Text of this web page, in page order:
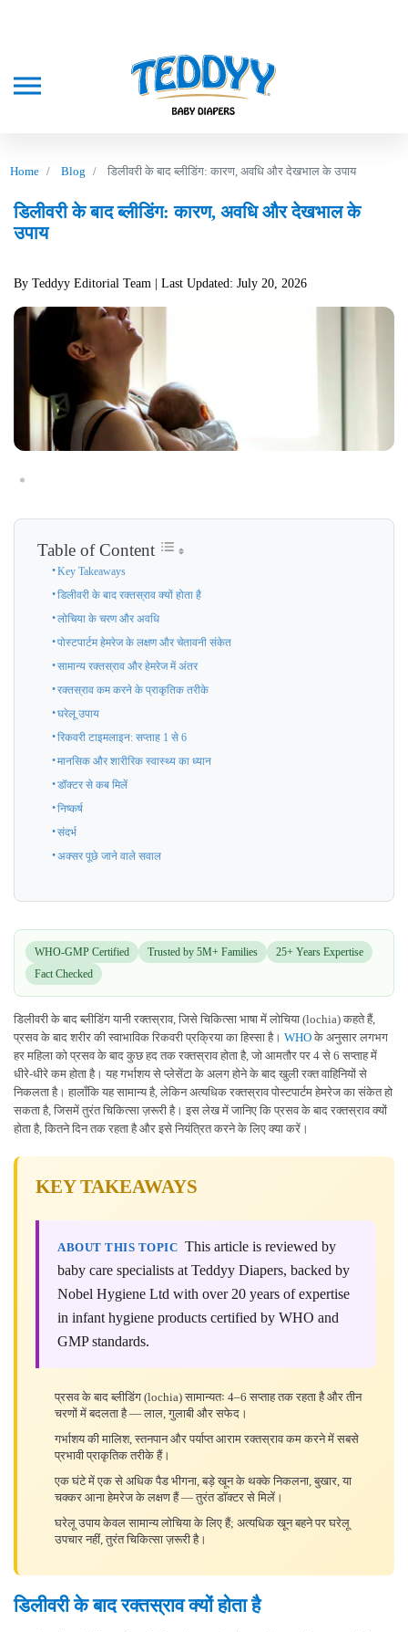
Home Blog डिलीवरी के बाद ब्लीडिंग: कारण, अवधि और देखभाल के उपाय
डिलीवरी के बाद ब्लीडिंग: कारण, अवधि और देखभाल के
उपाय
By Teddyy Editorial Team | Last Updated: July 20, 2026
Table of Content
Key Takeaways
डिलीवरी के बाद रक्तस्राव क्यों होता है
लोचिया के चरण और अवधि
पोस्टपार्टम हेमरेज के लक्षण और चेतावनी संकेत
सामान्य रक्तस्राव और हेमरेज में अंतर
रक्तस्राव कम करने के प्राकृतिक तरीके
घरेलू उपाय
रिकवरी टाइमलाइन: सप्ताह 1 से 6
मानसिक और शारीरिक स्वास्थ्य का ध्यान
डॉक्टर से कब मिलें
निष्कर्ष
संदर्भ
अक्सर पूछे जाने वाले सवाल
WHO-GMP Certified Trusted by 5M+ Families
25+ Years Expertise
Fact Checked
डिलीवरी के बाद ब्लीडिंग यानी रक्तस्राव, जिसे चिकित्सा भाषा में लोचिया (lochia) कहते हैं,
प्रसव के बाद शरीर की स्वाभाविक रिकवरी प्रक्रिया का हिस्सा है। WHO के अनुसार लगभग
हर महिला को प्रसव के बाद कुछ हद तक रक्तस्राव होता है, जो आमतौर पर 4 से 6 सप्ताह में
धीरे-धीरे कम होता है। यह गर्भाशय से प्लेसेंटा के अलग होने के बाद खुली रक्त वाहिनियों से
निकलता है। हालाँकि यह सामान्य है, लेकिन अत्यधिक रक्तस्राव पोस्टपार्टम हेमरेज का संकेत हो
सकता है, जिसमें तुरंत चिकित्सा ज़रूरी है। इस लेख में जानिए कि प्रसव के बाद रक्तस्राव क्यों
होता है, कितने दिन तक रहता है और इसे नियंत्रित करने के लिए क्या करें।
KEY TAKEAWAYS
ABOUT THIS TOPIC This article is reviewed by
baby care specialists at Teddyy Diapers, backed by
Nobel Hygiene Ltd with over 20 years of expertise
in infant hygiene products certified by WHO and
GMP standards.
प्रसव के बाद ब्लीडिंग (lochia) सामान्यतः 4–6 सप्ताह तक रहता है और तीन
चरणों में बदलता है — लाल, गुलाबी और सफेद।
गर्भाशय की मालिश, स्तनपान और पर्याप्त आराम रक्तस्राव कम करने में सबसे
प्रभावी प्राकृतिक तरीके हैं।
एक घंटे में एक से अधिक पैड भीगना, बड़े खून के थक्के निकलना, बुखार, या
चक्कर आना हेमरेज के लक्षण हैं — तुरंत डॉक्टर से मिलें।
घरेलू उपाय केवल सामान्य लोचिया के लिए हैं; अत्यधिक खून बहने पर घरेलू
उपचार नहीं, तुरंत चिकित्सा ज़रूरी है।
डिलीवरी के बाद रक्तस्राव क्यों होता है